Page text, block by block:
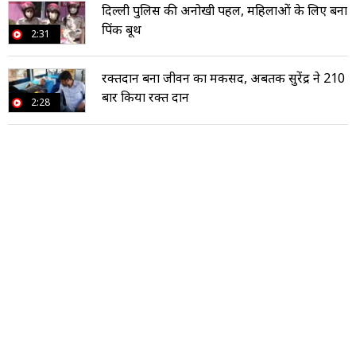
2:31
दिल्ली पुलिस की अनोखी पहल, महिलाओं के लिए बना
पिंक बूथ
2:28
रक्तदान बना जीवन का मकसद, अबतक सुरेंद्र ने 210
बार किया रक्त दान